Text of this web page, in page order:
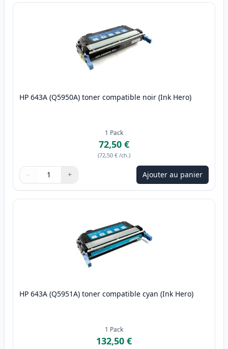
HP 643A (Q5950A) toner compatible noir (Ink Hero)
1 Pack
72,50 €
(72,50 € /ch.)
Quantité
Utilisez les boutons pour ajuster
− +
Quantité Ajouter au panier
HP 643A (Q5951A) toner compatible cyan (Ink Hero)
1 Pack
132,50 €